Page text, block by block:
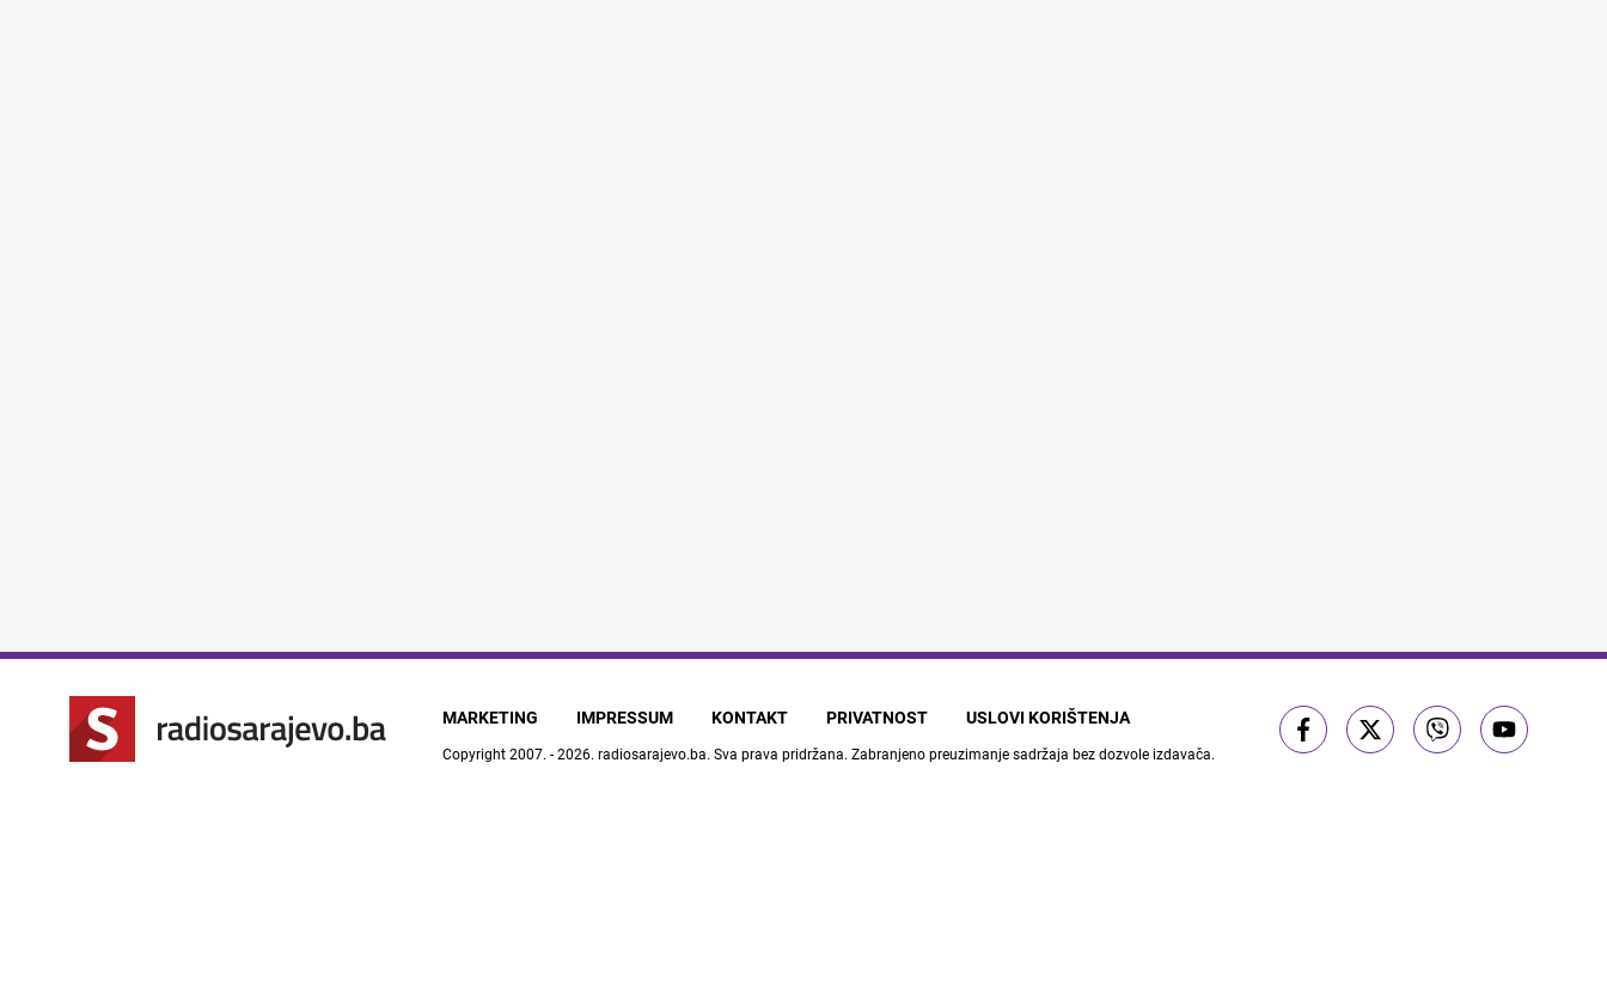
MARKETING IMPRESSUM KONTAKT PRIVATNOST USLOVI KORIŠTENJA
Copyright 2007. - 2026. radiosarajevo.ba. Sva prava pridržana. Zabranjeno preuzimanje sadržaja bez dozvole izdavača.